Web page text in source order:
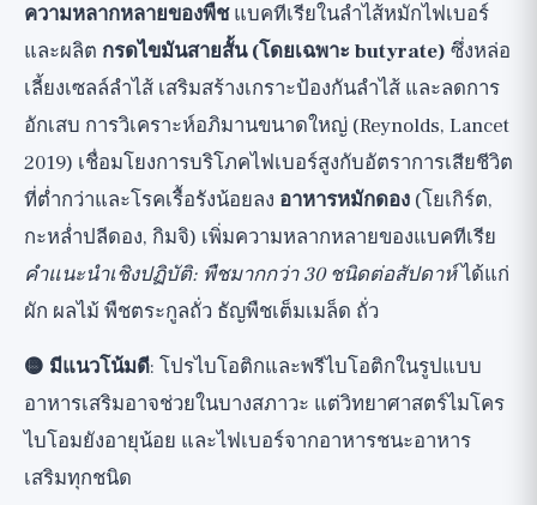
ความหลากหลายของพืชแบคทีเรียในลำไส้หมักไฟเบอร์
และผลิต กรดไขมันสายสั้น (โดยเฉพาะ butyrate) ซึ่งหล่อ
เลี้ยงเซลล์ลำไส้ เสริมสร้างเกราะป้องกันลำไส้ และลดการ
อักเสบ การวิเคราะห์อภิมานขนาดใหญ่ (Reynolds, Lancet
2019) เชื่อมโยงการบริโภคไฟเบอร์สูงกับอัตราการเสียชีวิต
ที่ต่ำกว่าและโรคเรื้อรังน้อยลง อาหารหมักดอง (โยเกิร์ต,
กะหล่ำปลีดอง, กิมจิ) เพิ่มความหลากหลายของแบคทีเรีย
คำแนะนำเชิงปฏิบัติ: พืชมากกว่า 30 ชนิดต่อสัปดาห์ได้แก่
ผัก ผลไม้ พืชตระกูลถั่ว ธัญพืชเต็มเมล็ด ถั่ว
🟡 มีแนวโน้มดี: โปรไบโอติกและพรีไบโอติกในรูปแบบ
อาหารเสริมอาจช่วยในบางสภาวะ แต่วิทยาศาสตร์ไมโคร
ไบโอมยังอายุน้อย และไฟเบอร์จากอาหารชนะอาหาร
เสริมทุกชนิด